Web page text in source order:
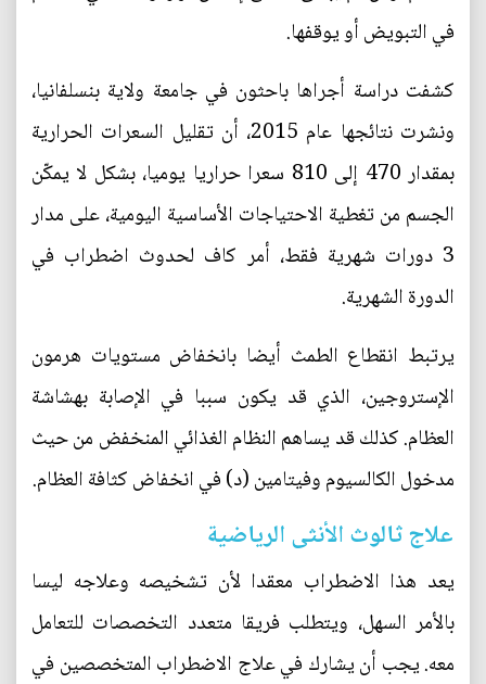
في التبويض أو يوقفها.
كشفت دراسة أجراها باحثون في جامعة ولاية بنسلفانيا،
ونشرت نتائجها عام 2015، أن تقليل السعرات الحرارية
بمقدار 470 إلى 810 سعرا حراريا يوميا، بشكل لا يمكّن
الجسم من تغطية الاحتياجات الأساسية اليومية، على مدار
3 دورات شهرية فقط، أمر كاف لحدوث اضطراب في
الدورة الشهرية.
يرتبط انقطاع الطمث أيضا بانخفاض مستويات هرمون
الإستروجين، الذي قد يكون سببا في الإصابة بهشاشة
العظام. كذلك قد يساهم النظام الغذائي المنخفض من حيث
مدخول الكالسيوم وفيتامين (د) في انخفاض كثافة العظام.
علاج ثالوث الأنثى الرياضية
يعد هذا الاضطراب معقدا لأن تشخيصه وعلاجه ليسا
بالأمر السهل، ويتطلب فريقا متعدد التخصصات للتعامل
معه. يجب أن يشارك في علاج الاضطراب المتخصصين في